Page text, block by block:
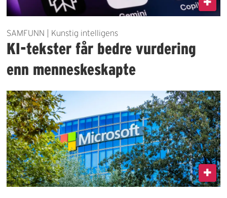
SAMFUNN | Kunstig intelligens
KI-tekster får bedre vurdering
enn menneskeskapte